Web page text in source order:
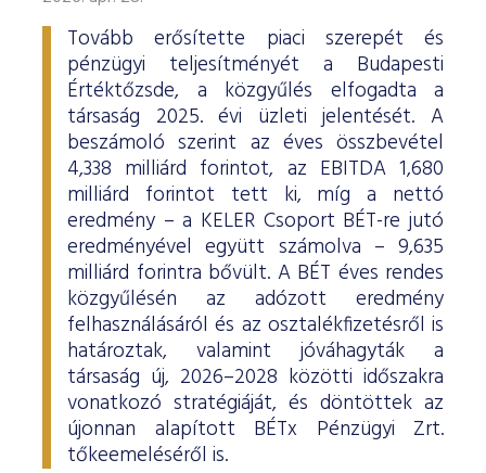
Tovább erősítette piaci szerepét és
pénzügyi teljesítményét a Budapesti
Értéktőzsde, a közgyűlés elfogadta a
társaság 2025. évi üzleti jelentését. A
beszámoló szerint az éves összbevétel
4,338 milliárd forintot, az EBITDA 1,680
milliárd forintot tett ki, míg a nettó
eredmény – a KELER Csoport BÉT-re jutó
eredményével együtt számolva – 9,635
milliárd forintra bővült. A BÉT éves rendes
közgyűlésén az adózott eredmény
felhasználásáról és az osztalékfizetésről is
határoztak, valamint jóváhagyták a
társaság új, 2026–2028 közötti időszakra
vonatkozó stratégiáját, és döntöttek az
újonnan alapított BÉTx Pénzügyi Zrt.
tőkeemeléséről is.